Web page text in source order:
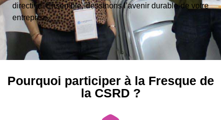
directive. Ensemble, dessinons l’avenir durable de votre
entreprise.
Pourquoi participer à la Fresque de
la CSRD ?